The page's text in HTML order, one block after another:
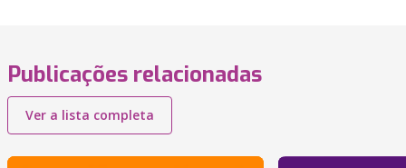
Publicações relacionadas
Ver a lista completa